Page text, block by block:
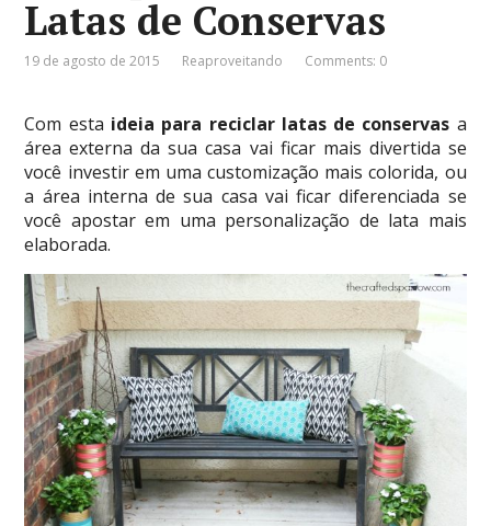
Latas de Conservas
19 de agosto de 2015 Reaproveitando Comments: 0
Com esta ideia para reciclar latas de conservas a
área externa da sua casa vai ficar mais divertida se
você investir em uma customização mais colorida, ou
a área interna de sua casa vai ficar diferenciada se
você apostar em uma personalização de lata mais
elaborada.